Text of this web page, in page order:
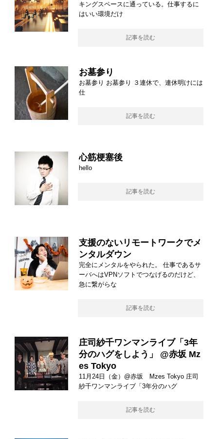
キングスペースに通っている。仕事するに
はいい環境だけ
記事を読む
お墓参り
お墓参り お墓参り ３連休で、連休明けには
仕
記事を読む
心筋梗塞後
hello
記事を読む
支援のないリモートワークでメ
ンタルダウン
完全にメンタルをやられた。 仕事であるサ
ーバへはVPNソフトでつなげるのだけど、
急に繋がらな
記事を読む
庄司紗千ワンマンライブ「3年
分のハグをしよう」 @赤坂 Mz
es Tokyo
11月24日（金）@赤坂 Mzes Tokyo 庄司
紗千ワンマンライブ「3年分のハグ
記事を読む